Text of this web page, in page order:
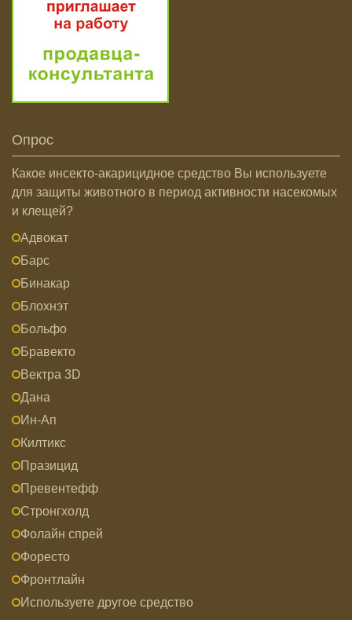
Опрос
Какое инсекто-акарицидное средство Вы используете
для защиты животного в период активности насекомых
и клещей?
Адвокат
Барс
Бинакар
Блохнэт
Больфо
Бравекто
Вектра 3D
Дана
Ин-Ап
Килтикс
Празицид
Превентефф
Стронгхолд
Фолайн спрей
Форесто
Фронтлайн
Используете другое средство